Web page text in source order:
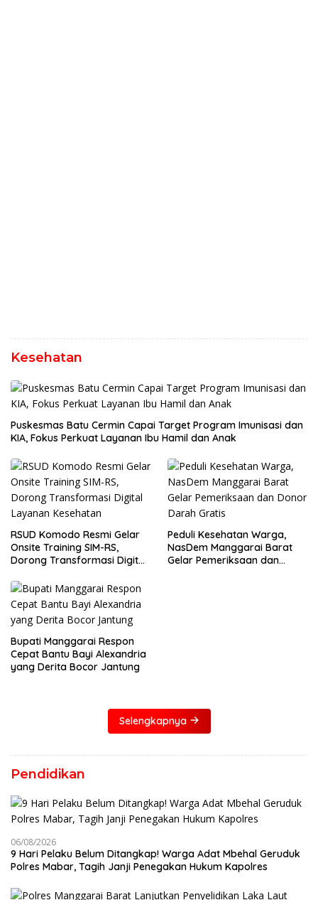
Kesehatan
Puskesmas Batu Cermin Capai Target Program Imunisasi dan
KIA, Fokus Perkuat Layanan Ibu Hamil dan Anak
RSUD Komodo Resmi Gelar
Onsite Training SIM-RS,
Dorong Transformasi Digital
Peduli Kesehatan Warga,
NasDem Manggarai Barat
Gelar Pemeriksaan dan
Bupati Manggarai Respon
Cepat Bantu Bayi Alexandria
yang Derita Bocor Jantung
Selengkapnya
Pendidikan
06/08/2026
9 Hari Pelaku Belum Ditangkap! Warga Adat Mbehal Geruduk
Polres Mabar, Tagih Janji Penegakan Hukum Kapolres